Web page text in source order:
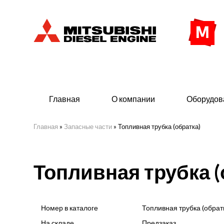
Главная О компании
- Индустриального исполнения
- ДГУ
-
(380 -
Главная » Запасные части » Топливная трубка (обратка)
Топливная трубка
Номер в каталоге
Топливная трубка